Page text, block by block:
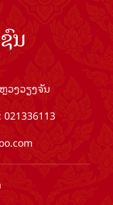
ນ
ວງວຽງຈັນ